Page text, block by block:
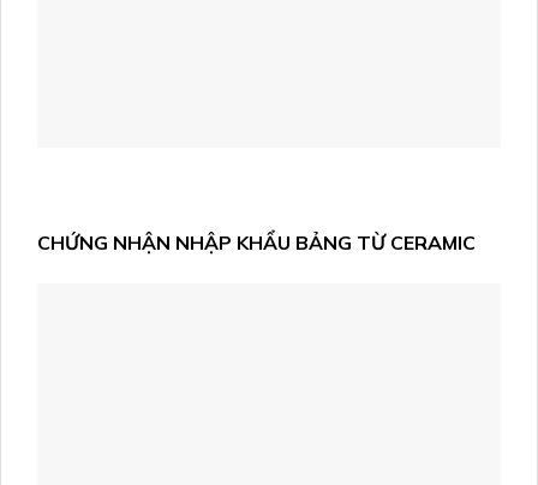
CHỨNG NHẬN NHẬP KHẨU BẢNG TỪ CERAMIC